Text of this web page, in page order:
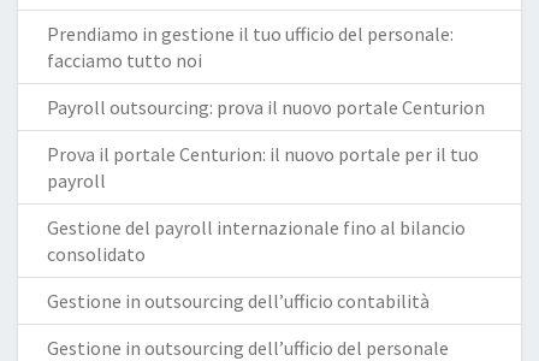
Prendiamo in gestione il tuo ufficio del personale:
facciamo tutto noi
Payroll outsourcing: prova il nuovo portale Centurion
Prova il portale Centurion: il nuovo portale per il tuo
payroll
Gestione del payroll internazionale fino al bilancio
consolidato
Gestione in outsourcing dell’ufficio contabilità
Gestione in outsourcing dell’ufficio del personale